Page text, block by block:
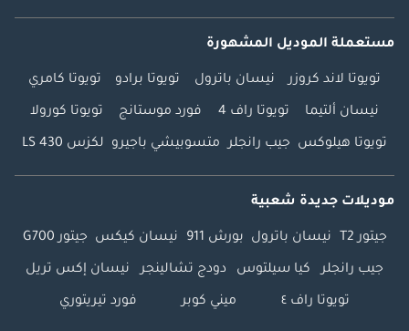
مستعملة الموديل المشهورة
تويوتا لاند كروزر نيسان باترول تويوتا برادو تويوتا كامري
نيسان ألتيما تويوتا راف 4 فورد موستانج تويوتا كورولا
تويوتا هيلوكس جيب رانجلر متسوبيشي باجيرو لكزس LS 430
موديلات جديدة شعبية
جيتور T2 نيسان باترول بورش 911 نيسان كيكس جيتور G700
جيب رانجلر كيا سيلتوس دودج تشالينجر نيسان إكس تريل
تويوتا راف ٤ ميني كوبر فورد تيريتوري